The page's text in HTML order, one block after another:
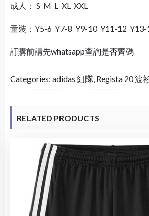
成人： S M L XL XXL
童裝：Y5-6 Y7-8 Y9-10 Y11-12 Y13-
訂購前請先whatsapp查詢是否齊碼
Categories: adidas 組隊, Regista 20 波
RELATED PRODUCTS